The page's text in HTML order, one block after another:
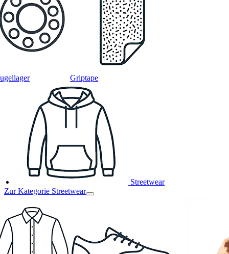
Griptape
Streetwear
Zur Kategorie Streetwear